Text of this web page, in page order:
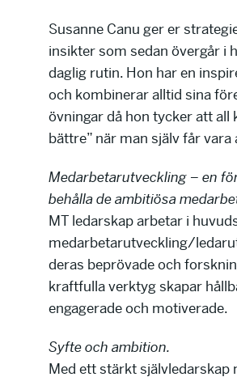
Susanne Canu ger er
insikter som sedan övergår i
daglig rutin. Hon har en
och kombinerar alltid sina
övningar då hon tycker att all
bättre” när man själv får
Medarbetarutveckling – en
behålla de ambitiösa
MT ledarskap arbetar i
medarbetarutveckling/
deras beprövade och
kraftfulla verktyg skapar
engagerade och motiverade.
Syfte och ambition.
Med ett stärkt